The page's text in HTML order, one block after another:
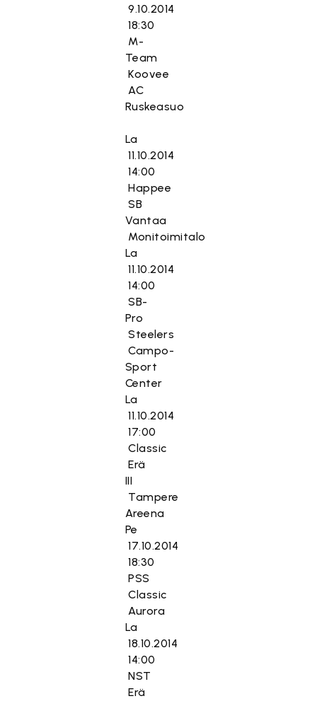
9.10.2014
18:30
M-
Team
Koovee
AC
Ruskeasuo
La
11.10.2014
14:00
Happee
SB
Vantaa
Monitoimitalo
La
11.10.2014
14:00
SB-
Pro
Steelers
Campo-
Sport
Center
La
11.10.2014
17:00
Classic
Erä
III
Tampere
Areena
Pe
17.10.2014
18:30
PSS
Classic
Aurora
La
18.10.2014
14:00
NST
Erä